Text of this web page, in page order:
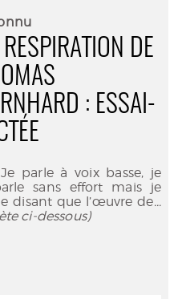
mail
RESPIRATION DE
: ESSAI-
parle à voix basse, je
sans effort mais je
disant que l’œuvre de...
ci-dessous)